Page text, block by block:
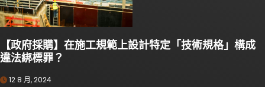
【政府採購】在施工規範上設計特定「技術規格」構成
違法綁標罪？
12 8 月, 2024